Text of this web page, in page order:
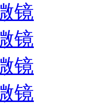
镜
镜
镜
镜